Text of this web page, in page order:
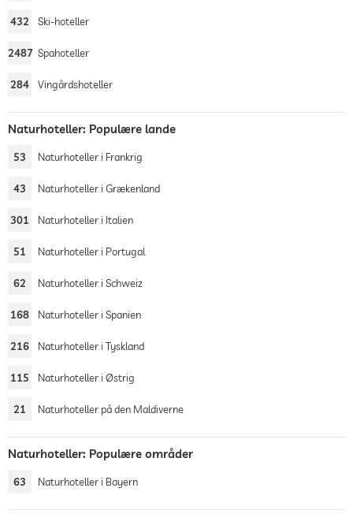
432 Ski-hoteller
2487 Spahoteller
284 Vingårdshoteller
Naturhoteller: Populære lande
53 Naturhoteller i Frankrig
43 Naturhoteller i Grækenland
301 Naturhoteller i Italien
51 Naturhoteller i Portugal
62 Naturhoteller i Schweiz
168 Naturhoteller i Spanien
216 Naturhoteller i Tyskland
115 Naturhoteller i Østrig
21 Naturhoteller på den Maldiverne
Naturhoteller: Populære områder
63 Naturhoteller i Bayern